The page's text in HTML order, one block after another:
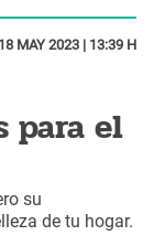
18 MAY 2023 | 13:39 H
para el
su
de tu hogar.